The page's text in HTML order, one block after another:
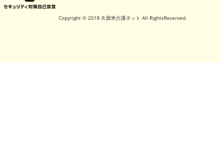
Copyright © 2018 久留米介護ネット All RightsReserved.